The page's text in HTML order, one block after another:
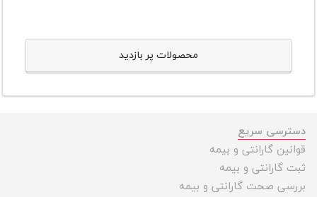
محصولات پر بازدید
دسترسی سریع
قوانین گارانتی و بیمه
ثبت گارانتی و بیمه
بررسی صحت گارانتی و بیمه